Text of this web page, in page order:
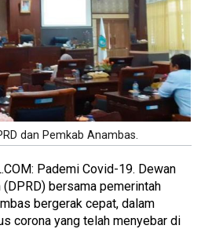
dan Pemkab Anambas.
Pademi Covid-19. Dewan
bersama pemerintah
bergerak cepat, dalam
corona yang telah menyebar di